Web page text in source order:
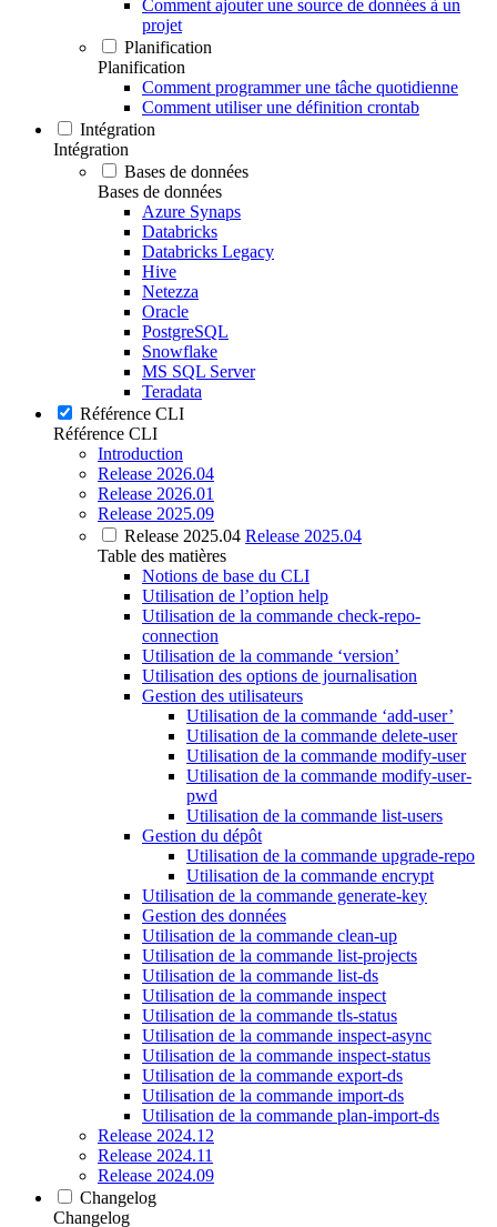
Comment ajouter une source de données à un
projet
Planification
Planification
Comment programmer une tâche quotidienne
Comment utiliser une définition crontab
Intégration
Intégration
Bases de données
Bases de données
Azure Synaps
Databricks
Databricks Legacy
Hive
Netezza
Oracle
PostgreSQL
Snowflake
MS SQL Server
Teradata
Référence CLI
Référence CLI
Introduction
Release 2026.04
Release 2026.01
Release 2025.09
Release 2025.04 Release 2025.04
Table des matières
Notions de base du CLI
Utilisation de l’option help
Utilisation de la commande check-repo-
connection
Utilisation de la commande ‘version’
Utilisation des options de journalisation
Gestion des utilisateurs
Utilisation de la commande ‘add-user’
Utilisation de la commande delete-user
Utilisation de la commande modify-user
Utilisation de la commande modify-user-
pwd
Utilisation de la commande list-users
Gestion du dépôt
Utilisation de la commande upgrade-repo
Utilisation de la commande encrypt
Utilisation de la commande generate-key
Gestion des données
Utilisation de la commande clean-up
Utilisation de la commande list-projects
Utilisation de la commande list-ds
Utilisation de la commande inspect
Utilisation de la commande tls-status
Utilisation de la commande inspect-async
Utilisation de la commande inspect-status
Utilisation de la commande export-ds
Utilisation de la commande import-ds
Utilisation de la commande plan-import-ds
Release 2024.12
Release 2024.11
Release 2024.09
Changelog
Changelog